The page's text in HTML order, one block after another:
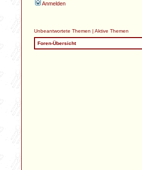
Anmelden
Unbeantwortete Themen | Aktive Themen
Foren-Übersicht